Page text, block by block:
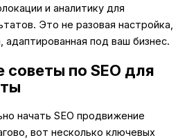
и аналитику для
Это не разовая настройка,
адаптированная под ваш бизнес.
советы по SEO для
начать SEO продвижение
вот несколько ключевых